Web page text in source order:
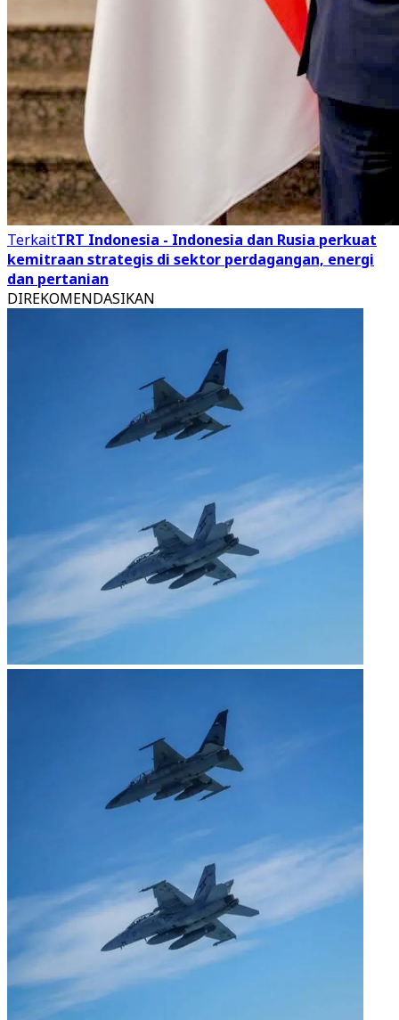
TerkaitTRT Indonesia - Indonesia dan Rusia perkuat
kemitraan strategis di sektor perdagangan, energi
dan pertanian
DIREKOMENDASIKAN